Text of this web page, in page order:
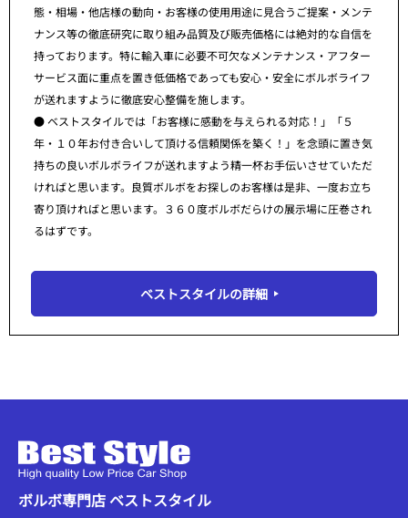
態・相場・他店様の動向・お客様の使用用途に見合うご提案・メンテ
ナンス等の徹底研究に取り組み品質及び販売価格には絶対的な自信を
持っております。特に輸入車に必要不可欠なメンテナンス・アフター
サービス面に重点を置き低価格であっても安心・安全にボルボライフ
が送れますように徹底安心整備を施します。
● ベストスタイルでは「お客様に感動を与えられる対応！」「５
年・１０年お付き合いして頂ける信頼関係を築く！」を念頭に置き気
持ちの良いボルボライフが送れますよう精一杯お手伝いさせていただ
ければと思います。良質ボルボをお探しのお客様は是非、一度お立ち
寄り頂ければと思います。３６０度ボルボだらけの展示場に圧巻され
るはずです。
ベストスタイルの詳細
ボルボ専門店 ベストスタイル